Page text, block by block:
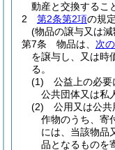
動産と交換するこ
2
第2条第2項の規
(物品の譲与又は減
第7条
物品は、 次
を譲与し、又は時
る。
(1)
公益上の必
公共団体又は私
(2)
公用又は公
作物のうち、寄
には、当該物品
品となるものを